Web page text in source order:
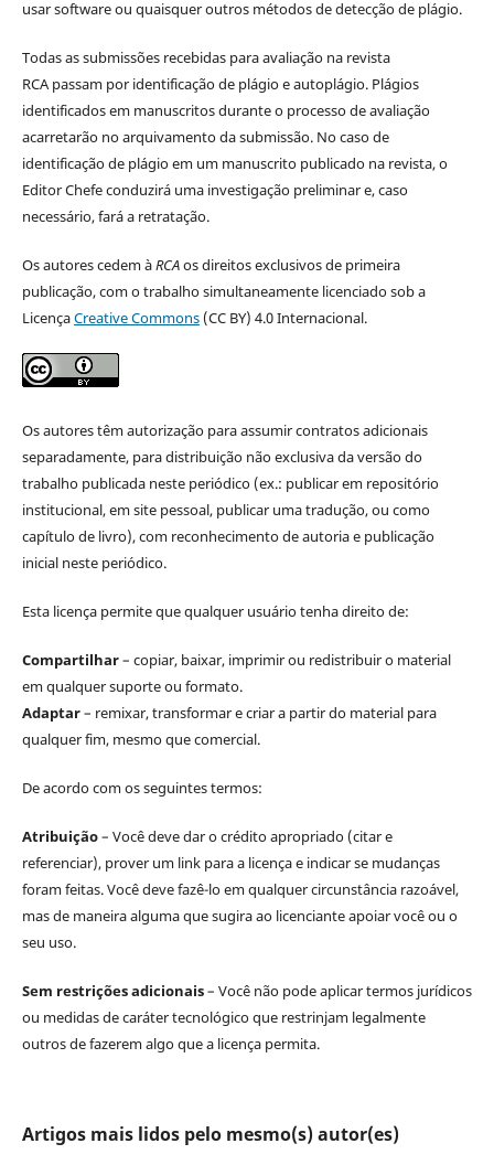
usar software ou quaisquer outros métodos de detecção de plágio.
Todas as submissões recebidas para avaliação na revista
RCA passam por identificação de plágio e autoplágio. Plágios
identificados em manuscritos durante o processo de avaliação
acarretarão no arquivamento da submissão. No caso de
identificação de plágio em um manuscrito publicado na revista, o
Editor Chefe conduzirá uma investigação preliminar e, caso
necessário, fará a retratação.
Os autores cedem àRCAos direitos exclusivos de primeira
publicação, com o trabalho simultaneamente licenciado sob a
LicençaCreative Commons(CC BY) 4.0 Internacional.
Os autores têm autorização para assumir contratos adicionais
separadamente, para distribuição não exclusiva da versão do
trabalho publicada neste periódico (ex.: publicar em repositório
institucional, em site pessoal, publicar uma tradução, ou como
capítulo de livro), com reconhecimento de autoria e publicação
inicial neste periódico.
Esta licença permite que qualquer usuário tenha direito de:
Compartilhar– copiar, baixar, imprimir ou redistribuir o material
em qualquer suporte ou formato.
Adaptar– remixar, transformar e criar a partir do material para
qualquer fim, mesmo que comercial.
De acordo com os seguintes termos:
Atribuição– Você deve dar o crédito apropriado (citar e
referenciar), prover um link para a licença e indicar se mudanças
foram feitas. Você deve fazê-lo em qualquer circunstância razoável,
mas de maneira alguma que sugira ao licenciante apoiar você ou o
seu uso.
Sem restrições adicionais– Você não pode aplicar termos jurídicos
ou medidas de caráter tecnológico que restrinjam legalmente
outros de fazerem algo que a licença permita.
Artigos mais lidos pelo mesmo(s) autor(es)